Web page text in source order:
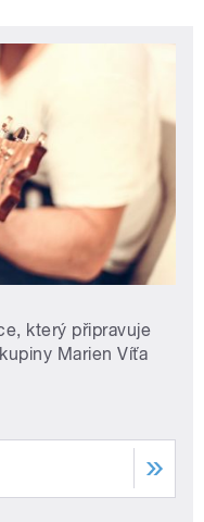
který připravuje
Marien Víťa